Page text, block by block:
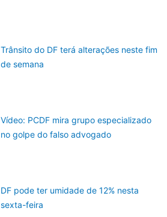
Trânsito do DF terá alterações neste fim
de semana
Vídeo: PCDF mira grupo especializado
no golpe do falso advogado
DF pode ter umidade de 12% nesta
sexta-feira